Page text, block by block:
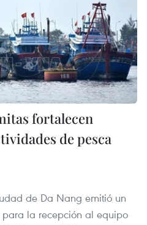
fortalecen
de pesca
de Da Nang emitió un
la recepción al equipo